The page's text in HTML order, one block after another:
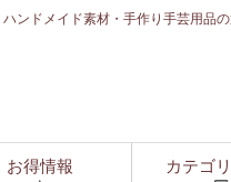
ンドメイド素材・手作り手芸用品
お得情報 カテゴ